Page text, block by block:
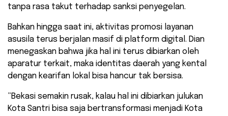
tanpa rasa takut terhadap sanksi penyegelan.
​Bahkan hingga saat ini, aktivitas promosi layanan
asusila terus berjalan masif di platform digital. Dian
menegaskan bahwa jika hal ini terus dibiarkan oleh
aparatur terkait, maka identitas daerah yang kental
dengan kearifan lokal bisa hancur tak bersisa.
​”Bekasi semakin rusak, kalau hal ini dibiarkan julukan
Kota Santri bisa saja bertransformasi menjadi Kota